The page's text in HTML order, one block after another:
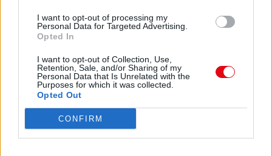
I want to opt-out of processing my
Personal Data for Targeted Advertising.
Opted In
I want to opt-out of Collection, Use,
Retention, Sale, and/or Sharing of my
Personal Data that Is Unrelated with the
Purposes for which it was collected.
Opted Out
CONFIRM
Zobraziť detail Zobraziť detail